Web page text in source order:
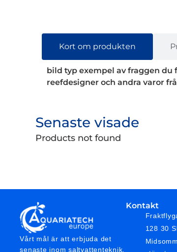
Kort om produkten
bild typ exempel av fraggen du
reefdesigner och andra varor
Senaste visade
Products not found
Vårt mål är att erbjuda det
senaste inom saltvattenteknik,
Kontakt
128 30